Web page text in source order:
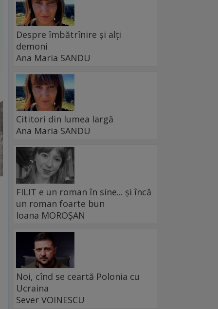
Despre îmbătrînire și alți
demoni
Ana Maria SANDU
Cititori din lumea largă
Ana Maria SANDU
FILIT e un roman în sine... și încă
un roman foarte bun
Ioana MOROȘAN
Noi, cînd se ceartă Polonia cu
Ucraina
Sever VOINESCU